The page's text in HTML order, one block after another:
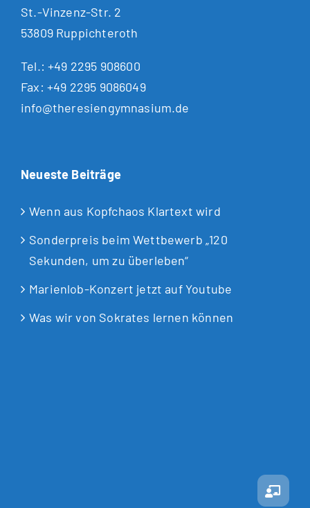
St.-Vinzenz-Str. 2
53809 Ruppichteroth
Tel.:+49 2295 908600
Fax: +49 2295 9086049
info@theresiengymnasium.de
Neueste Beiträge
Wenn aus Kopfchaos Klartext wird
Sonderpreis beim Wettbewerb „120
Sekunden, um zu überleben“
Marienlob-Konzert jetzt auf Youtube
Was wir von Sokrates lernen können